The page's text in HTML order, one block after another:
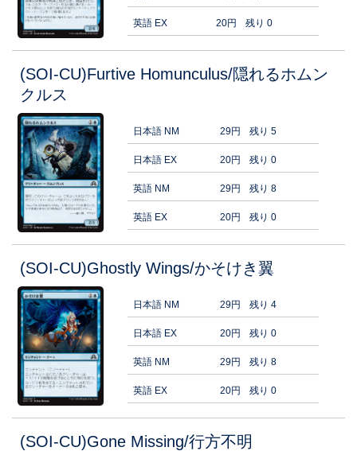
英語 EX 20円 残り 0
(SOI-CU)Furtive Homunculus/隠れるホムン
クルス
日本語 NM 29円 残り 5
日本語 EX 20円 残り 0
英語 NM 29円 残り 8
英語 EX 20円 残り 0
(SOI-CU)Ghostly Wings/かそけき翼
日本語 NM 29円 残り 4
日本語 EX 20円 残り 0
英語 NM 29円 残り 8
英語 EX 20円 残り 0
(SOI-CU)Gone Missing/行方不明